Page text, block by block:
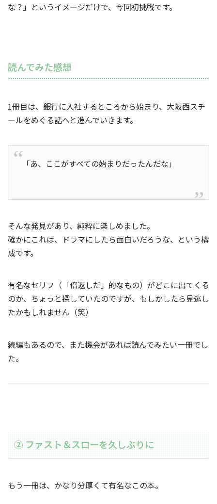
な？」というイメージだけで、今回初挑戦です。
読んでみた感想
1冊目は、銀行に入社するところから始まり、大阪西スチ
ールをめぐる話へと進んでいきます。
「あ、ここがすべての始まりだったんだな」
そんな発見があり、純粋に楽しめました。
確かにこれは、ドラマにしたら面白いだろうな、という構
成です。
有名なセリフ（「倍返しだ」的なもの）がどこに出てくる
のか、ちょっと探していたのですが、もしかしたら見逃し
たかもしれません（笑）
続編もあるので、また機会があれば読んでみたい一冊でし
た。
② ファスト＆スローを久しぶりに
もう一冊は、かなり分厚くて有名なこの本。